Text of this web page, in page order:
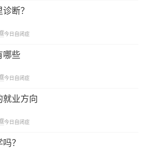
断？
今日自闭症
哪些
今日自闭症
就业方向
今日自闭症
？